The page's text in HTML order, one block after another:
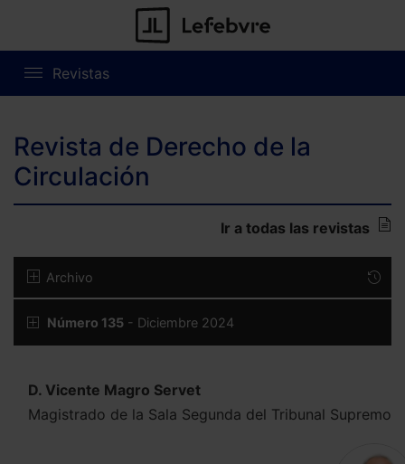
Revistas
Revista de Derecho de la
Circulación
Ir a todas las revistas
Archivo
Número 135 - Diciembre 2024
D. Vicente Magro Servet
Magistrado de la Sala Segunda del Tribunal Supremo